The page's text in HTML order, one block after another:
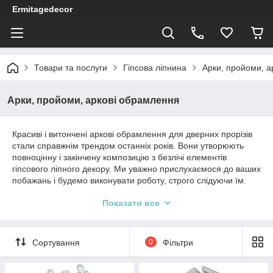
Ermitagedecor
Товари та послуги Гіпсова ліпнина Арки, пройоми,
Арки, пройоми, аркові обрамлення
Красиві і витончені аркові обрамлення для дверних прорізів
стали справжнім трендом останніх років. Вони утворюють
повноцінну і закінчену композицію з безлічі елементів
гіпсового ліпного декору. Ми уважно прислухаємося до ваших
побажань і будемо виконувати роботу, строго слідуючи їм.
будь-якого розміру та рівня складності.
Оригінальне арочне обрамлення
Показати все
Сортування 0 Фільтри